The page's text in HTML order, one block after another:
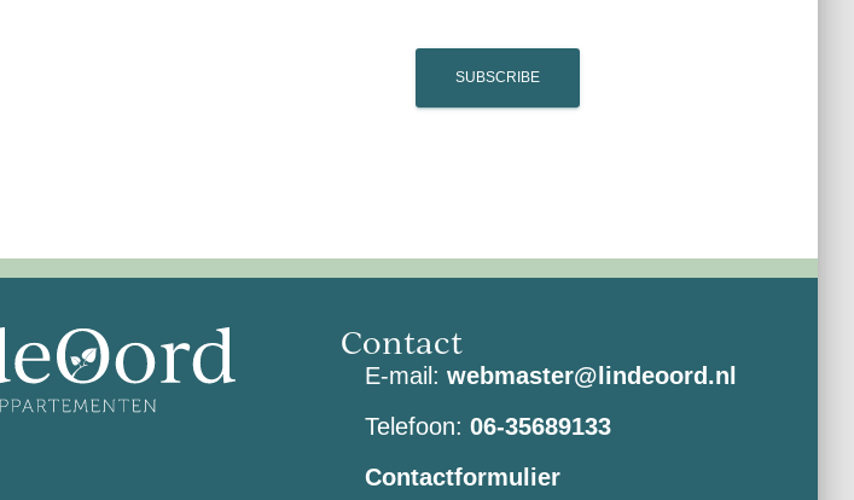
Contact
E-mail: webmaster@lindeoord.nl
Telefoon: 06-35689133
Contactformulier